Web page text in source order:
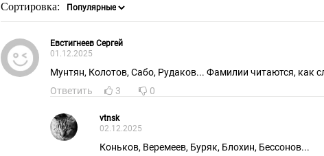
Сортировка:
Евстигнеев Сергей
01.12.2025
Мунтян, Колотов, Сабо, Рудаков... Фамилии читаются, как
Ответить
3 0
vtnsk
02.12.2025
Коньков, Веремеев, Буряк, Блохин, Бессонов...